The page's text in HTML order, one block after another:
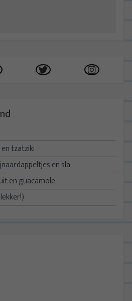
tzatziki
en sla
en guacamole